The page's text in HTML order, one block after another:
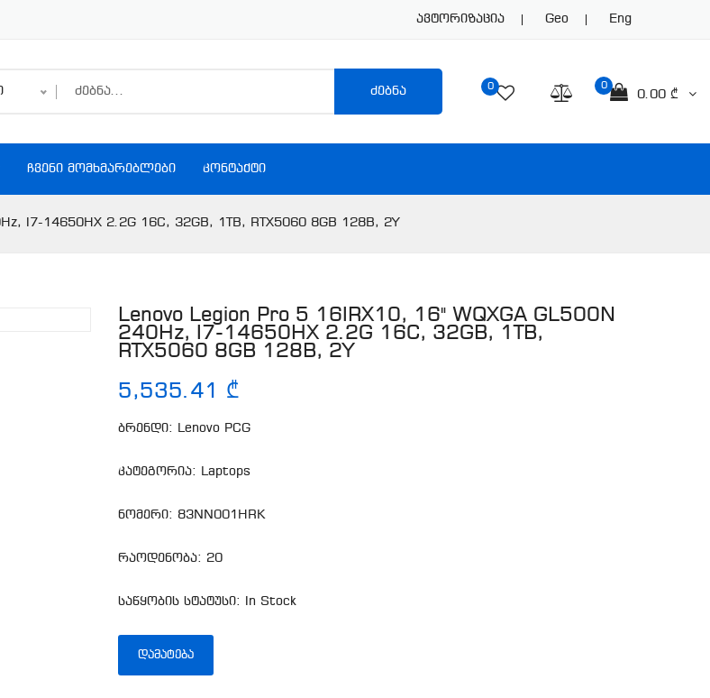
Ავტორიზაცია Geo Eng
ძებნა 0
0.00 ₾
0
ᲩᲕᲔᲜᲘ ᲛᲝᲛᲮᲛᲐᲠᲔᲑᲚᲔᲑᲘ ᲙᲝᲜᲢᲐᲥᲢᲘ
I7-14650HX 2.2G 16C, 32GB, 1TB, RTX5060 8GB 128B, 2Y
Lenovo Legion Pro 5 16IRX10, 16" WQXGA GL500N
240Hz, I7-14650HX 2.2G 16C, 32GB, 1TB,
RTX5060 8GB 128B, 2Y
5,535.41 ₾
ბრენდი: Lenovo PCG
კატეგორია: Laptops
ნომერი: 83NN001HRK
რაოდენობა: 20
საწყობის სტატუსი: In Stock
ᲓᲐᲛᲐᲢᲔᲑᲐ